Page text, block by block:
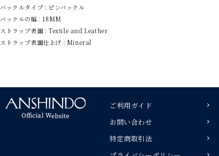
バックルタイプ : ピンバックル
バックルの幅 : 18MM
ストラップ表面 : Textile and Leather
ストラップ表面仕上げ : Mineral
ご利用ガイド
お問い合わせ
特定商取引法